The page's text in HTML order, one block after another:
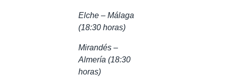
Elche – Málaga
(18:30 horas)
Mirandés –
Almería (18:30
horas)